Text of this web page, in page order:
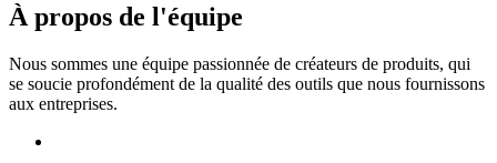
À propos de l'équipe
Nous sommes une équipe passionnée de créateurs de produits, qui
se soucie profondément de la qualité des outils que nous fournissons
aux entreprises.